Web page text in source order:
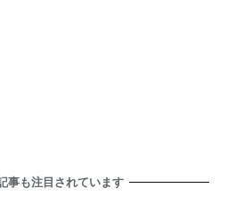
事も注目されています